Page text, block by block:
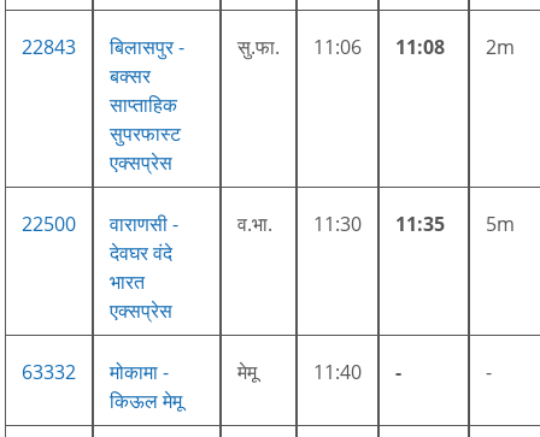
22843
बिलासपुर -
बक्सर
साप्ताहिक
सुपरफास्ट
एक्सप्रेस
सु.फा. 11:06 11:08 2m
22500
वाराणसी -
देवघर वंदे
भारत
एक्सप्रेस
व.भा. 11:30 11:35 5m
63332
मोकामा -
किऊल मेमू
मेमू 11:40 - -